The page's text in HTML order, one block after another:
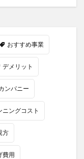
おすすめ事業
デメリット
ンパニー
ニングコスト
方
費用